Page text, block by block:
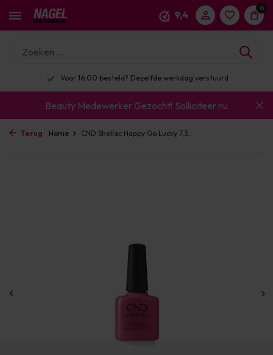
9,4
0
Voor 16:00 besteld? Dezelfde werkdag verstuurd
Beauty Medewerker Gezocht! Solliciteer nu
Terug Home CND Shellac Happy Go Lucky 7,3...